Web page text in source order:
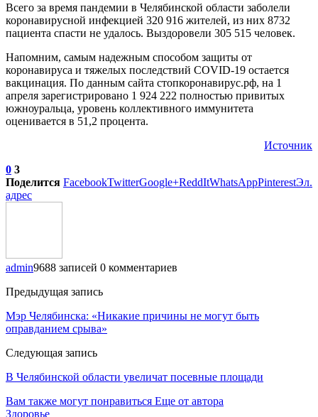
Всего за время пандемии в Челябинской области заболели
коронавирусной инфекцией 320 916 жителей, из них 8732
пациента спасти не удалось. Выздоровели 305 515 человек.
Напомним, самым надежным способом защиты от
коронавируса и тяжелых последствий COVID-19 остается
вакцинация. По данным сайта стопкоронавирус.рф, на 1
апреля зарегистрировано 1 924 222 полностью привитых
южноуральца, уровень коллективного иммунитета
оценивается в 51,2 процента.
Источник
0 3
Поделится FacebookTwitterGoogle+ReddItWhatsAppPinterestЭл.
адрес
admin9688 записей 0 комментариев
Предыдущая запись
Мэр Челябинска: «Никакие причины не могут быть
оправданием срыва»
Следующая запись
В Челябинской области увеличат посевные площади
Вам также могут понравиться Еще от автора
Здоровье